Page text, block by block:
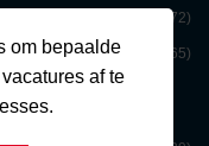
(572)
(365)
om bepaalde
af te